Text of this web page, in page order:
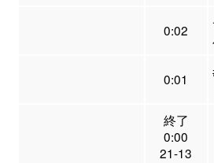
0:02
0:01
終了
0:00
21-13